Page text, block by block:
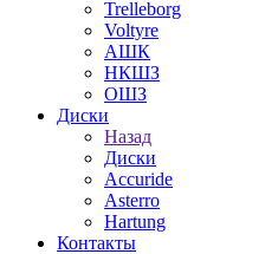
Trelleborg
Voltyre
АШК
НКШЗ
ОШЗ
Диски
Назад
Диски
Accuride
Asterro
Hartung
Контакты